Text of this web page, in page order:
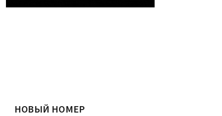
НОВЫЙ НОМЕР